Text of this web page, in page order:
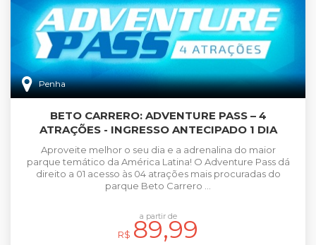
Penha
BETO CARRERO: ADVENTURE PASS – 4
ATRAÇÕES - INGRESSO ANTECIPADO 1 DIA
Aproveite melhor o seu dia e a adrenalina do maior
parque temático da América Latina! O Adventure Pass dá
direito a 01 acesso às 04 atrações mais procuradas do
parque Beto Carrero ...
a partir de
R$ 89,99